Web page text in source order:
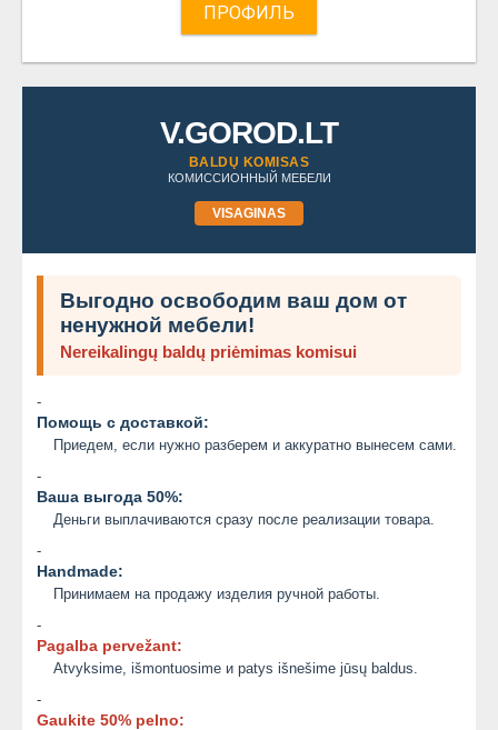
ПРОФИЛЬ
V.GOROD.LT
BALDŲ KOMISAS
КОМИССИОННЫЙ МЕБЕЛИ
VISAGINAS
Выгодно освободим ваш дом от
ненужной мебели!
Nereikalingų baldų priėmimas komisui
-
Помощь с доставкой:
Приедем, если нужно разберем и аккуратно вынесем сами.
-
Ваша выгода 50%:
Деньги выплачиваются сразу после реализации товара.
-
Handmade:
Принимаем на продажу изделия ручной работы.
-
Pagalba pervežant:
Atvyksime, išmontuosime и patys išnešime jūsų baldus.
-
Gaukite 50% pelno: